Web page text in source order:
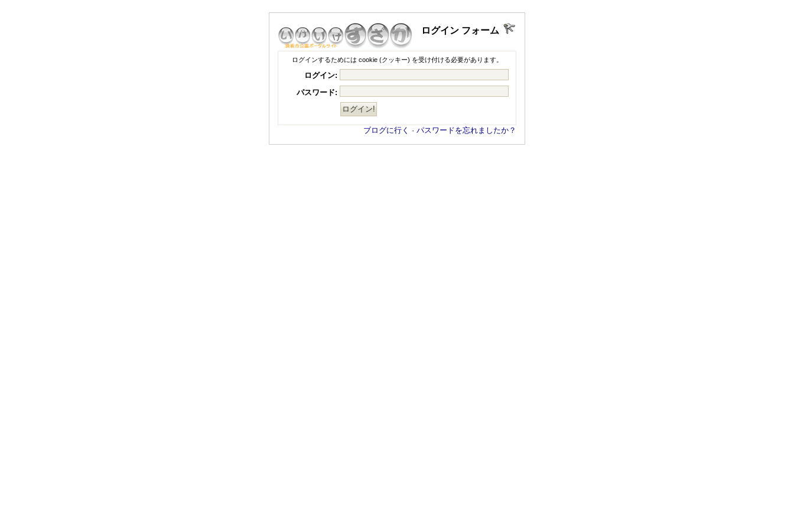
ログイン フォーム
ログインするためには cookie (クッキー) を受け付ける必要があります。
ログイン:
パスワード:
ブログに行く · パスワードを忘れましたか？